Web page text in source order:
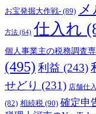
お宝発掘大作戦- (89)
方法 (64) 仕入れ
個人事業主の税務調査
(495) 利益 (243)
せどり (231) 店舗仕
(82) 相続税 (90) 確定申